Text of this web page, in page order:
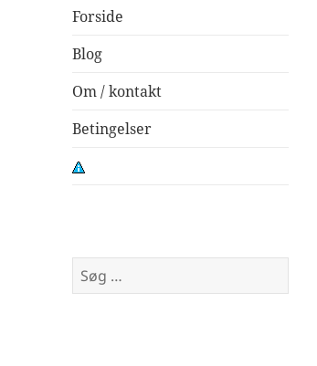
Forside
Blog
Om / kontakt
Betingelser
Søg
efter: